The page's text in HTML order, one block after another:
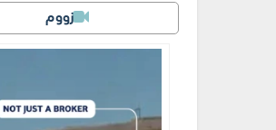
زووم